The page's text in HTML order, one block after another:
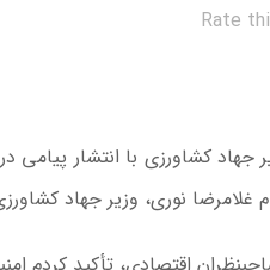
Rate
جهاد کشاورزی با انتشار
نوری،‌ وزیر جهاد